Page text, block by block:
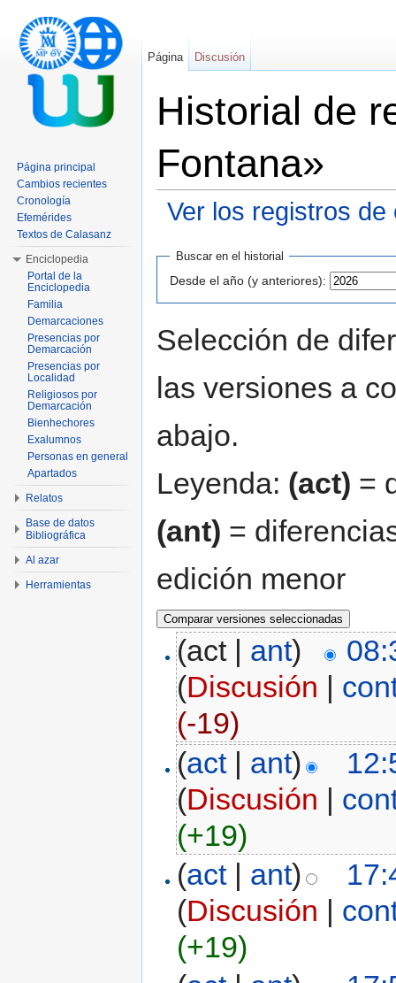
Historial de
Fontana»
Ver los registros de
Buscar en el historial
Desde el año (y anteriores):
Selección de
las versiones a
abajo.
Leyenda: (act) =
(ant) =
edición menor
(act | ant)
(Discusión |
(-19)
(act| ant)
(Discusión |
(+19)
(act| ant)
(Discusión |
(+19)
Página Discusión
Página principal
Cambios recientes
Cronología
Efemérides
Textos de Calasanz
Enciclopedia
Portal de la
Enciclopedia
Familia
Demarcaciones
Presencias por
Demarcación
Presencias por
Localidad
Religiosos por
Demarcación
Bienhechores
Exalumnos
Personas en general
Apartados
Relatos
Base de datos
Bibliográfica
Al azar
Herramientas